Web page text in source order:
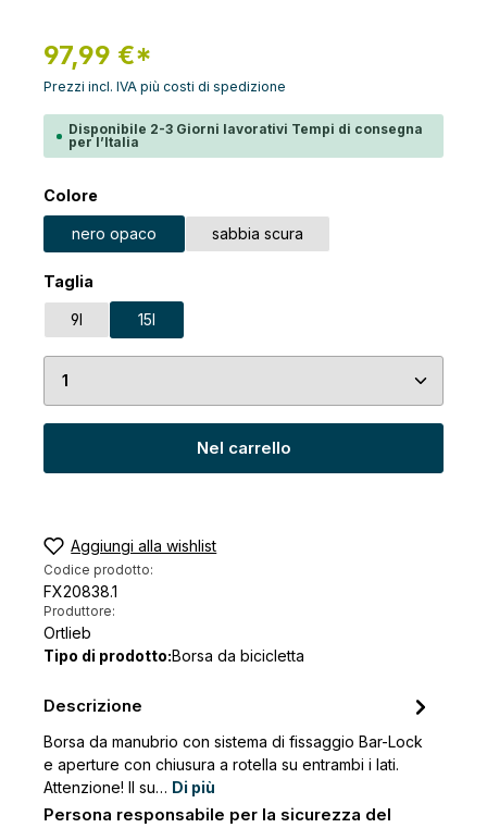
97,99 €*
Prezzi incl. IVA più costi di spedizione
Disponibile 2-3 Giorni lavorativi Tempi di consegna
per l’Italia
Seleziona
Colore
nero opaco sabbia scura
Seleziona
Taglia
9l 15l
Quantità del prodotto: inserisci la quantità
Nel carrello
Aggiungi alla wishlist
Codice prodotto:
FX20838.1
Produttore:
Ortlieb
Tipo di prodotto:Borsa da bicicletta
Descrizione
Borsa da manubrio con sistema di fissaggio Bar-Lock
e aperture con chiusura a rotella su entrambi i lati.
Attenzione! Il su… Di più
Persona responsabile per la sicurezza del